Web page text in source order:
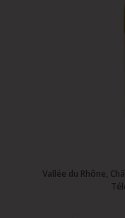
Vallée du Rhône,